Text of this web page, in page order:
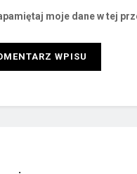
moje dane w tej